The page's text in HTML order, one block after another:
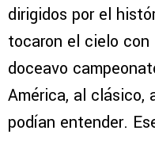
dirigidos por el
tocaron el cielo con
doceavo
América, al clásico,
podían entender.